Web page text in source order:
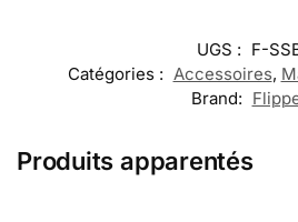
UGS : F-
Catégories : Accessoires,
Brand:
Produits apparentés